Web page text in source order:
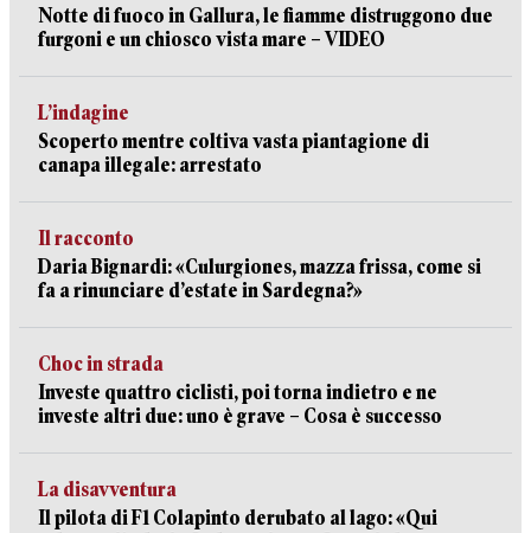
Notte di fuoco in Gallura, le fiamme distruggono due
furgoni e un chiosco vista mare – VIDEO
L’indagine
Scoperto mentre coltiva vasta piantagione di
canapa illegale: arrestato
Il racconto
Daria Bignardi: «Culurgiones, mazza frissa, come si
fa a rinunciare d’estate in Sardegna?»
Choc in strada
Investe quattro ciclisti, poi torna indietro e ne
investe altri due: uno è grave – Cosa è successo
La disavventura
Il pilota di F1 Colapinto derubato al lago: «Qui